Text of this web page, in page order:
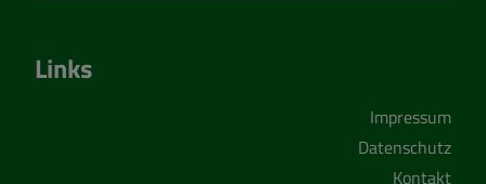
Links
Impressum
Datenschutz
Kontakt